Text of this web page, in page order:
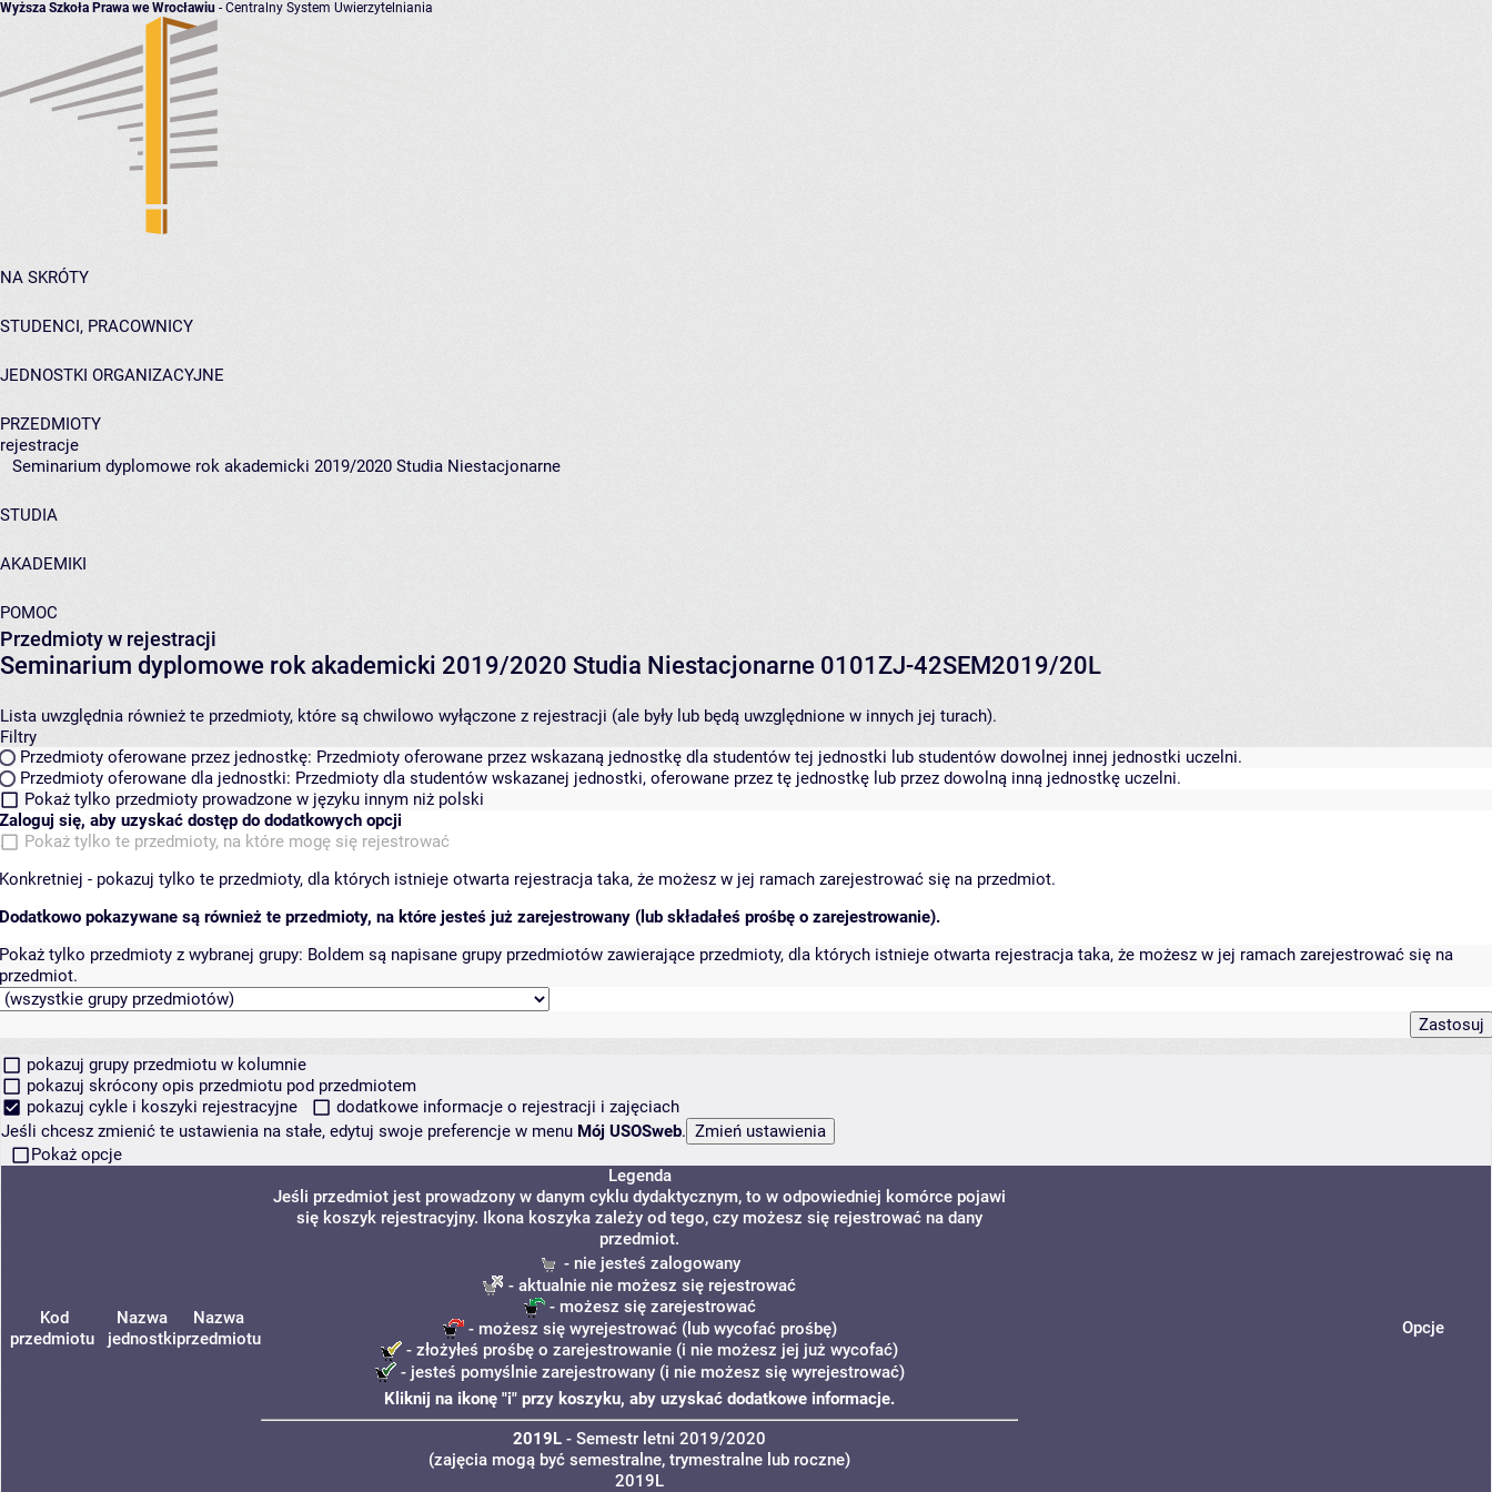
Wyższa Szkoła Prawa we Wrocławiu - Centralny System Uwierzytelniania
NA SKRÓTY
STUDENCI, PRACOWNICY
JEDNOSTKI ORGANIZACYJNE
PRZEDMIOTY
rejestracje
Seminarium dyplomowe rok akademicki 2019/2020 Studia Niestacjonarne
STUDIA
AKADEMIKI
POMOC
Przedmioty w rejestracji
Seminarium dyplomowe rok akademicki 2019/2020 Studia Niestacjonarne 0101ZJ-42SEM2019/20L
Lista uwzględnia również te przedmioty, które są chwilowo wyłączone z rejestracji (ale były lub będą uwzględnione w innych jej turach).
Filtry
Przedmioty oferowane przez jednostkę: Przedmioty oferowane przez wskazaną jednostkę dla studentów tej jednostki lub studentów dowolnej innej jednostki uczelni.
Przedmioty oferowane dla jednostki: Przedmioty dla studentów wskazanej jednostki, oferowane przez tę jednostkę lub przez dowolną inną jednostkę uczelni.
Pokaż tylko przedmioty prowadzone w języku innym niż polski
Zaloguj się, aby uzyskać dostęp do dodatkowych opcji
Pokaż tylko te przedmioty, na które mogę się rejestrować
Konkretniej - pokazuj tylko te przedmioty, dla których istnieje otwarta rejestracja taka, że możesz w jej ramach zarejestrować się na przedmiot.
Dodatkowo pokazywane są również te przedmioty, na które jesteś już zarejestrowany (lub składałeś prośbę o zarejestrowanie).
Pokaż tylko przedmioty z wybranej grupy: Boldem są napisane grupy przedmiotów zawierające przedmioty, dla których istnieje otwarta rejestracja taka, że możesz w jej ramach zarejestrować się na
przedmiot.
pokazuj grupy przedmiotu w kolumnie
pokazuj skrócony opis przedmiotu pod przedmiotem
pokazuj cykle i koszyki rejestracyjne
dodatkowe informacje o rejestracji i zajęciach
Jeśli chcesz zmienić te ustawienia na stałe, edytuj swoje preferencje w menu Mój USOSweb.
Pokaż opcje
Kod
przedmiotu
Nazwa
jednostki
Nazwa
przedmiotu
Legenda
Jeśli przedmiot jest prowadzony w danym cyklu dydaktycznym, to w odpowiedniej komórce pojawi
się koszyk rejestracyjny. Ikona koszyka zależy od tego, czy możesz się rejestrować na dany
przedmiot.
- nie jesteś zalogowany
- aktualnie nie możesz się rejestrować
- możesz się zarejestrować
- możesz się wyrejestrować (lub wycofać prośbę)
- złożyłeś prośbę o zarejestrowanie (i nie możesz jej już wycofać)
- jesteś pomyślnie zarejestrowany (i nie możesz się wyrejestrować)
Kliknij na ikonę "i" przy koszyku, aby uzyskać dodatkowe informacje.
2019L - Semestr letni 2019/2020
(zajęcia mogą być semestralne, trymestralne lub roczne)
Opcje
2019L